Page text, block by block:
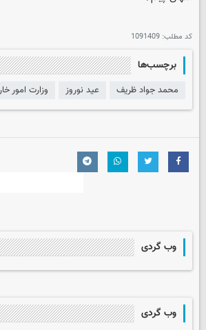
کد مطلب: 1091409
برچسب‌ها
محمد جواد ظریف عید نوروز وزارت امور
وب گردی
وب گردی